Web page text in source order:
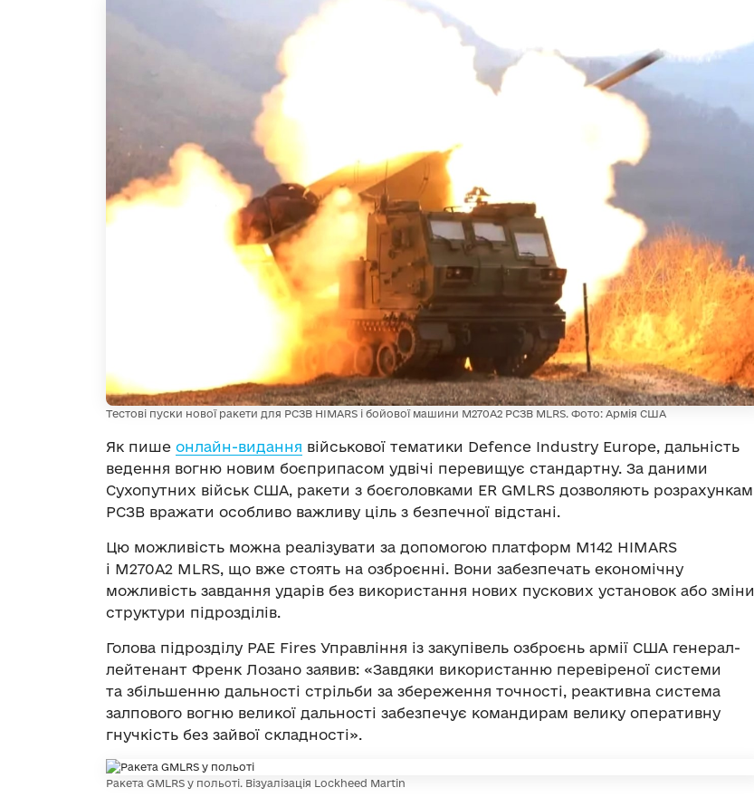
Тестові пуски нової ракети для РСЗВ HIMARS і бойової машини M270A2 РСЗВ MLRS. Фото: Армія США
Як пише онлайн-видання військової тематики Defence Industry Europe, дальність
ведення вогню новим боєприпасом удвічі перевищує стандартну. За даними
Сухопутних військ США, ракети з боєголовками ER GMLRS дозволяють розрахункам
РСЗВ вражати особливо важливу ціль з безпечної відстані.
Цю можливість можна реалізувати за допомогою платформ M142 HIMARS
і M270A2 MLRS, що вже стоять на озброєнні. Вони забезпечать економічну
можливість завдання ударів без використання нових пускових установок або зміни
структури підрозділів.
Голова підрозділу PAE Fires Управління із закупівель озброєнь армії США генерал-
лейтенант Френк Лозано заявив: «Завдяки використанню перевіреної системи
та збільшенню дальності стрільби за збереження точності, реактивна система
залпового вогню великої дальності забезпечує командирам велику оперативну
гнучкість без зайвої складності».
Ракета GMLRS у польоті. Візуалізація Lockheed Martin